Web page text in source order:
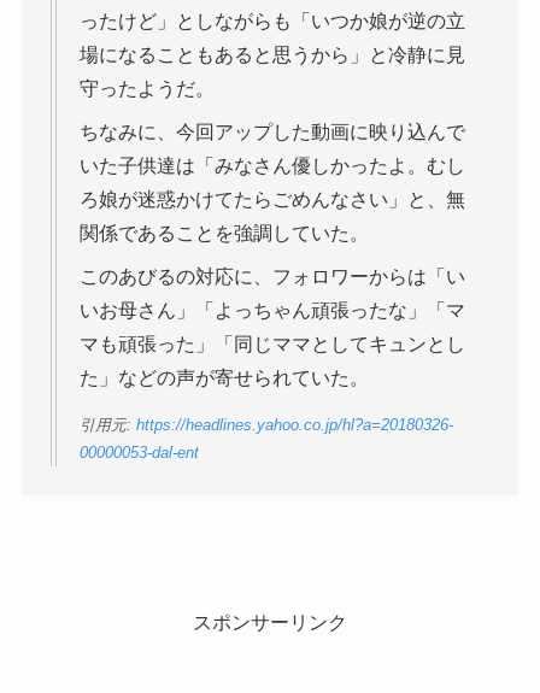
ったけど」としながらも「いつか娘が逆の立
場になることもあると思うから」と冷静に見
守ったようだ。
ちなみに、今回アップした動画に映り込んで
いた子供達は「みなさん優しかったよ。むし
ろ娘が迷惑かけてたらごめんなさい」と、無
関係であることを強調していた。
このあびるの対応に、フォロワーからは「い
いお母さん」「よっちゃん頑張ったな」「マ
マも頑張った」「同じママとしてキュンとし
た」などの声が寄せられていた。
引用元: https://headlines.yahoo.co.jp/hl?a=20180326-
00000053-dal-ent
スポンサーリンク